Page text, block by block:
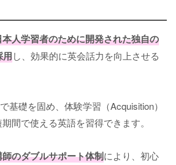
本人学習者のために開発された独自の
用し、効果的に英会話力を向上させる
基礎を固め、体験学習（Acquisition）
間で使える英語を習得できます。
のダブルサポート体制により、初心